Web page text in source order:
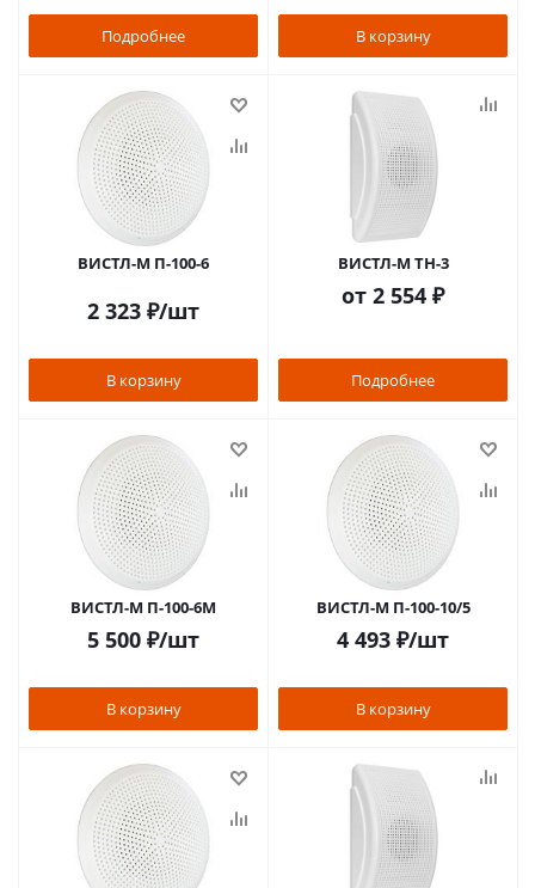
Подробнее В корзину
ВИСТЛ-М П-100-6
2 323 ₽/шт
В корзину
ВИСТЛ-М ТН-3
от 2 554 ₽
Подробнее
ВИСТЛ-М П-100-6М
5 500 ₽/шт
В корзину
ВИСТЛ-М П-100-10/5
4 493 ₽/шт
В корзину